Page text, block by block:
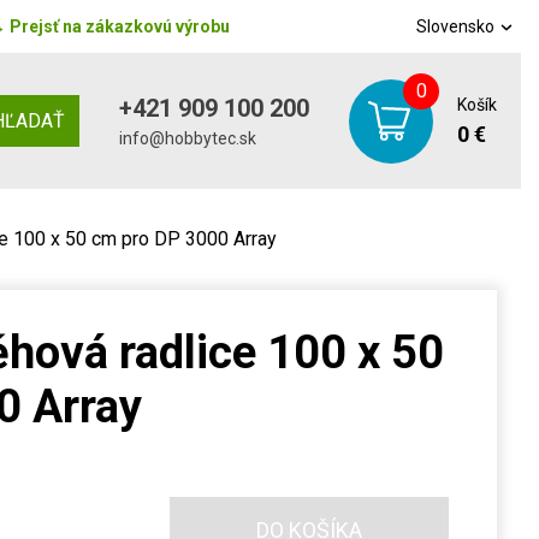
Prejsť na zákazkovú výrobu Slovensko
+421 909 100 200
info@hobbytec.sk
0
Košík
0 €
100 x 50 cm pro DP 3000 Array
radlice 100 x 50
Array
DO KOŠÍKA